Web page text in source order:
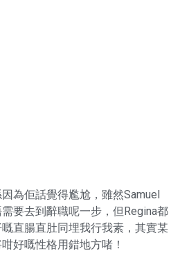
為佢話覺得尷尬，雖然Samuel
要去到辭職呢一步，但Regina都
直腸直肚同埋我行我素，其實某
好嘅性格用錯地方啫！